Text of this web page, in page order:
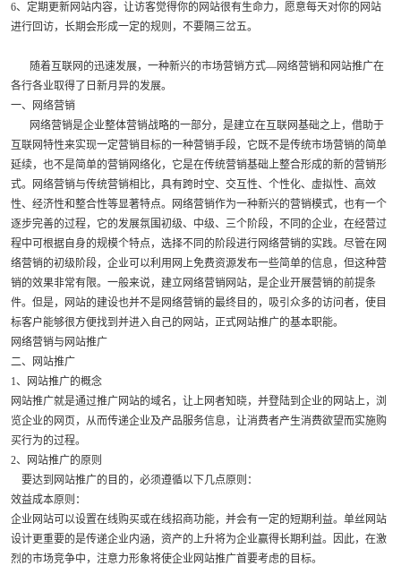
6、定期更新网站内容，让访客觉得你的网站很有生命力，愿意每天对你的网站
进行回访，长期会形成一定的规则，不要隔三岔五。
随着互联网的迅速发展，一种新兴的市场营销方式—网络营销和网站推广在
各行各业取得了日新月异的发展。
一、网络营销
网络营销是企业整体营销战略的一部分，是建立在互联网基础之上，借助于
互联网特性来实现一定营销目标的一种营销手段，它既不是传统市场营销的简单
延续，也不是简单的营销网络化，它是在传统营销基础上整合形成的新的营销形
式。网络营销与传统营销相比，具有跨时空、交互性、个性化、虚拟性、高效
性、经济性和整合性等显著特点。网络营销作为一种新兴的营销模式，也有一个
逐步完善的过程，它的发展氛围初级、中级、三个阶段，不同的企业，在经营过
程中可根据自身的规模个特点，选择不同的阶段进行网络营销的实践。尽管在网
络营销的初级阶段，企业可以利用网上免费资源发布一些简单的信息，但这种营
销的效果非常有限。一般来说，建立网络营销网站，是企业开展营销的前提条
件。但是，网站的建设也并不是网络营销的最终目的，吸引众多的访问者，使目
标客户能够很方便找到并进入自己的网站，正式网站推广的基本职能。
网络营销与网站推广
二、网站推广
1、网站推广的概念
网站推广就是通过推广网站的域名，让上网者知晓，并登陆到企业的网站上，浏
览企业的网页，从而传递企业及产品服务信息，让消费者产生消费欲望而实施购
买行为的过程。
2、网站推广的原则
要达到网站推广的目的，必须遵循以下几点原则：
效益成本原则：
企业网站可以设置在线购买或在线招商功能，并会有一定的短期利益。单丝网站
设计更重要的是传递企业内涵，资产的上升将为企业赢得长期利益。因此，在激
烈的市场竞争中，注意力形象将使企业网站推广首要考虑的目标。